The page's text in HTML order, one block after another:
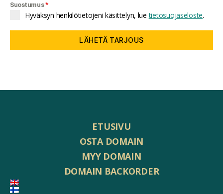
Suostumus*
Hyväksyn henkilötietojeni käsittelyn, luetietosuojaseloste.
LÄHETÄ TARJOUS
ETUSIVU
OSTA DOMAIN
MYY DOMAIN
DOMAIN BACKORDER